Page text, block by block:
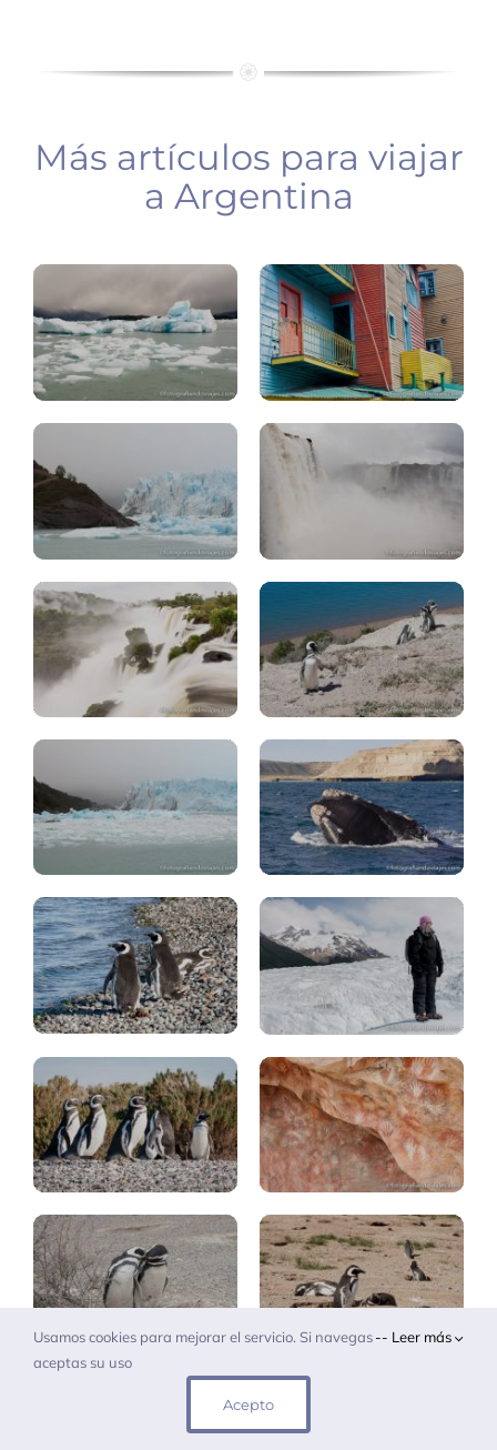
Más artículos para viajar
a Argentina
Buenos
Glaciar
Perito
Moreno
Iguazú
Brasil
Iguazú
Argentina
Perito,
Upsala,
Spegazzini
Península
Valdes
Patagonia:
Perito
Moreno
trekking
Puerto
Deseado
Cueva
de
las
manos
Punta
Tombo
Cabo
Dos
Bahías
Fauna
terrestre
Fauna
Marina
Usamos cookies para mejorar el servicio. Si navegas
aceptas su uso
-- Leer más
Acepto